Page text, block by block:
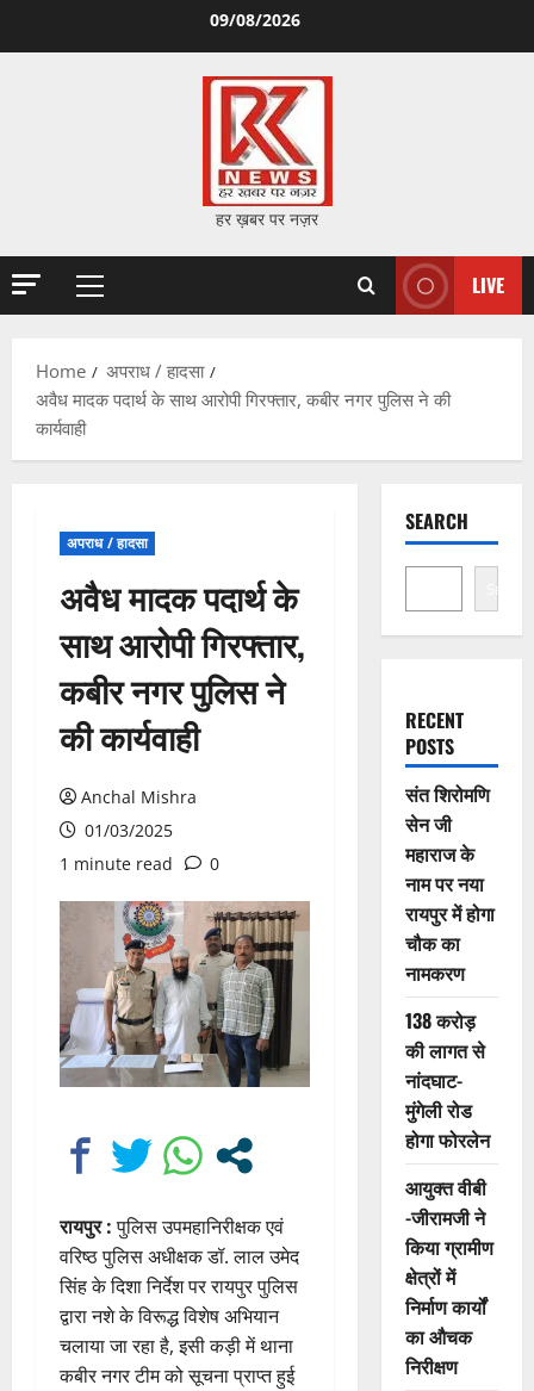
09/08/2026
हर ख़बर पर नज़र
Primary
LIVE
Home
अपराध / हादसा
अवैध मादक पदार्थ के साथ आरोपी गिरफ्तार, कबीर नगर पुलिस ने की
कार्यवाही
अपराध / हादसा
अवैध मादक पदार्थ के
साथ आरोपी गिरफ्तार,
कबीर नगर पुलिस ने
की कार्यवाही
Anchal Mishra
01/03/2025
1 minute read
0
रायपुर :पुलिस उपमहानिरीक्षक एवं
वरिष्ठ पुलिस अधीक्षक डॉ. लाल उमेद
सिंह के दिशा निर्देश पर रायपुर पुलिस
द्वारा नशे के विरूद्ध विशेष अभियान
चलाया जा रहा है, इसी कड़ी में थाना
कबीर नगर टीम को सूचना प्राप्त हुई
SEARCH
Search
RECENT
POSTS
संत शिरोमणि
सेन जी
महाराज के
नाम पर नया
रायपुर में होगा
चौक का
नामकरण
138 करोड़
की लागत से
नांदघाट-
मुंगेली रोड
होगा फोरलेन
आयुक्त वीबी
-जीरामजी ने
किया ग्रामीण
क्षेत्रों में
निर्माण कार्यों
का औचक
निरीक्षण